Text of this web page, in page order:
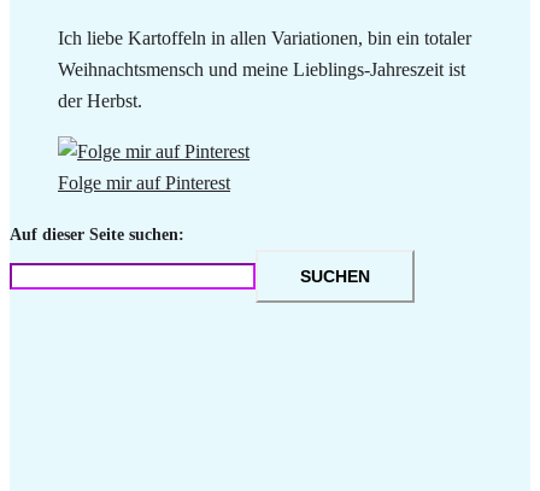
Ich liebe Kartoffeln in allen Variationen, bin ein totaler
Weihnachtsmensch und meine Lieblings-Jahreszeit ist
der Herbst.
Folge mir auf Pinterest
Auf dieser Seite suchen:
SUCHEN